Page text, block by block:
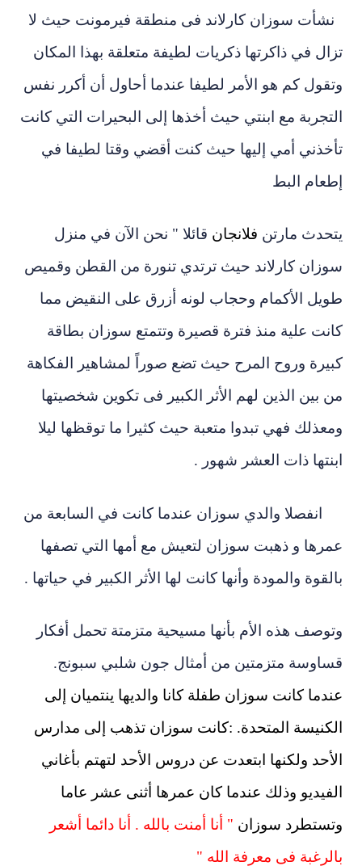
نشأت سوزان كارلاند فى منطقة فيرمونت حيث لا
تزال في ذاكرتها ذكريات لطيفة متعلقة بهذا المكان
وتقول كم هو الأمر لطيفا عندما أحاول أن أكرر نفس
التجربة مع ابنتي حيث أخذها إلى البحيرات التي كانت
تأخذني أمي إليها حيث كنت أقضي وقتا لطيفا في
إطعام البط
يتحدث مارتن فلانجان قائلا " نحن الآن في منزل
سوزان كارلاند حيث ترتدي تنورة من القطن وقميص
طويل الأكمام وحجاب لونه أزرق على النقيض مما
كانت علية منذ فترة قصيرة وتتمتع سوزان بطاقة
كبيرة وروح المرححيث تضع صوراً لمشاهير الفكاهة
من بين الذين لهم الأثر الكبير فى تكوين شخصيتها
ومعذلك فهي تبدوا متعبة حيث كثيرا ما توقظها ليلا
ابنتها ذات العشر شهور .
انفصلا والدي سوزان عندما كانت في السابعة من
عمرها و ذهبت سوزان لتعيش مع أمهاالتي تصفها
بالقوة والمودة وأنها كانت لها الأثر الكبير في حياتها.
وتوصف هذه الأم بأنها مسيحية متزمتة تحمل أفكار
قساوسة متزمتين من أمثال جون شلبي سبونج.
عندما كانت سوزان طفلةكانا والديهاينتميان إلى
الكنيسة المتحدة. :كانت سوزان تذهب إلى مدارس
الأحد ولكنها ابتعدت عن دروس الأحد لتهتم بأغاني
الفيديو وذلك عندما كان عمرها أثنى عشر عاما
وتستطرد سوزان " أنا أمنت بالله . أنا دائما أشعر
بالرغبة فى معرفة الله "